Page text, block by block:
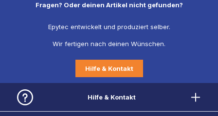
Fragen? Oder deinen Artikel nicht gefunden?
Epytec entwickelt und produziert selber.
Wir fertigen nach deinen Wünschen.
Hilfe & Kontakt
Hilfe & Kontakt